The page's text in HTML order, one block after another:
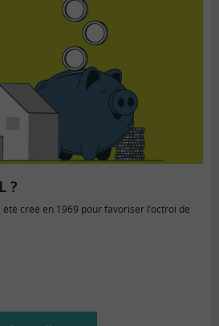
?
créé en 1969 pour favoriser l’octroi de